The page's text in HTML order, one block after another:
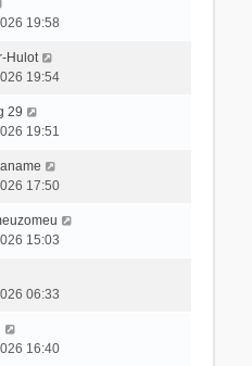
19:58
Hulot
19:54
29
19:51
17:50
15:03
06:33
16:40